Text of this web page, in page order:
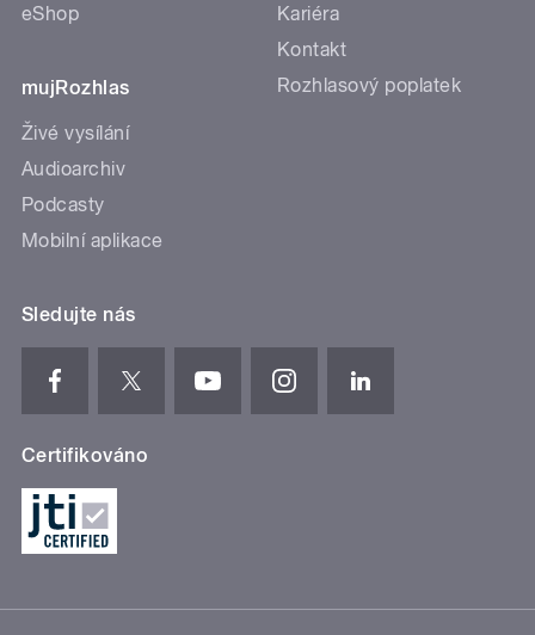
eShop
mujRozhlas
Živé vysílání
Audioarchiv
Podcasty
Mobilní aplikace
Kariéra
Kontakt
Rozhlasový poplatek
Sledujte nás
Certifikováno